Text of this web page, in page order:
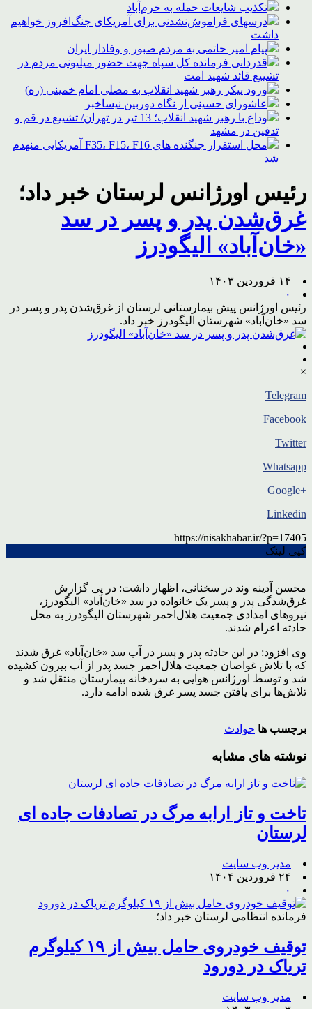
تکذیب شایعات حمله به خرم‌آباد
درسهای فراموش‌نشدنی برای آمریکای جنگ‌افروز خواهیم
داشت
پیام امیر حاتمی به مردم صبور و وفادار ایران
قدردانی فرمانده کل سپاه جهت حضور میلیونی مردم در
تشییع قائد شهید امت
ورود پیکر رهبر شهید انقلاب به مصلی امام خمینی (ره)
عاشورای حسینی از نگاه دوربین نیساخبر
وداع با رهبر شهید انقلاب؛ 13 تیر در تهران/ تشییع در قم و
تدفین در مشهد
محل استقرار جنگنده های F35، F15، F16 آمریکایی منهدم
شد
رئیس اورژانس لرستان خبر داد؛
غرق‌شدن پدر و پسر در سد
«خان‌آباد» الیگودرز
۱۴ فروردین ۱۴۰۳
۰
رئیس اورژانس پیش بیمارستانی لرستان از غرق‌شدن پدر و پسر در
سد «خان‌آباد» شهرستان الیگودرز خبر داد.
×
Telegram
Facebook
Twitter
Whatsapp
+Google
Linkedin
https://nisakhabar.ir/?p=17405
کپی لینک
محسن آدینه وند در سخنانی، اظهار داشت: در پی گزارش
غرق‌شدگی پدر و پسر یک خانواده در سد «خان‌آباد» الیگودرز،
نیروهای امدادی جمعیت هلال‌احمر شهرستان الیگودرز به محل
حادثه اعزام شدند.
وی افزود: در این حادثه پدر و پسر در آب سد «خان‌آباد» غرق شدند
که با تلاش غواصان جمعیت هلال‌احمر جسد پدر از آب بیرون کشیده
شد و توسط اورژانس هوایی به سردخانه بیمارستان منتقل شد و
تلاش‌ها برای یافتن جسد پسر غرق شده ادامه دارد.
برچسب ها حوادث
نوشته های مشابه
تاخت و تاز ارابه مرگ در تصادفات جاده ای
لرستان
مدیر وب سایت
۲۴ فروردین ۱۴۰۴
۰
فرمانده انتظامی لرستان خبر داد؛
توقیف خودروی حامل بیش از ۱۹ کیلوگرم
تریاک در دورود
مدیر وب سایت